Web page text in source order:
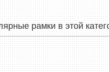
рамки в этой